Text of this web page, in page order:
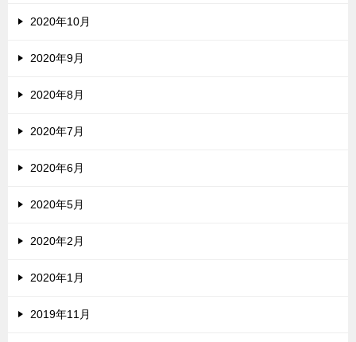
2020年10月
2020年9月
2020年8月
2020年7月
2020年6月
2020年5月
2020年2月
2020年1月
2019年11月